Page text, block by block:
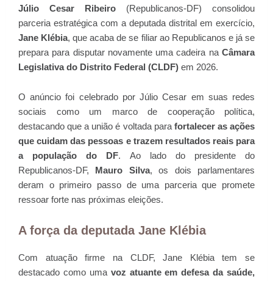
Júlio Cesar Ribeiro (Republicanos-DF) consolidou
parceria estratégica com a deputada distrital em exercício,
Jane Klébia, que acaba de se filiar ao Republicanos e já se
prepara para disputar novamente uma cadeira na Câmara
Legislativa do Distrito Federal (CLDF) em 2026.
O anúncio foi celebrado por Júlio Cesar em suas redes
sociais como um marco de cooperação política,
destacando que a união é voltada para fortalecer as ações
que cuidam das pessoas e trazem resultados reais para
a população do DF. Ao lado do presidente do
Republicanos-DF, Mauro Silva, os dois parlamentares
deram o primeiro passo de uma parceria que promete
ressoar forte nas próximas eleições.
A força da deputada Jane Klébia
Com atuação firme na CLDF, Jane Klébia tem se
destacado como uma voz atuante em defesa da saúde,